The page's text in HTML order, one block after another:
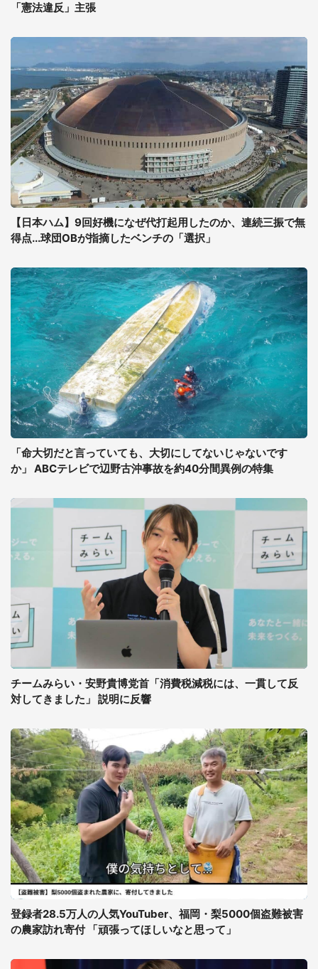
「憲法違反」主張
【日本ハム】9回好機になぜ代打起用したのか、連続三振で無
得点...球団OBが指摘したベンチの「選択」
「命大切だと言っていても、大切にしてないじゃないです
か」 ABCテレビで辺野古沖事故を約40分間異例の特集
チームみらい・安野貴博党首「消費税減税には、一貫して反
対してきました」 説明に反響
登録者28.5万人の人気YouTuber、福岡・梨5000個盗難被害
の農家訪れ寄付 「頑張ってほしいなと思って」